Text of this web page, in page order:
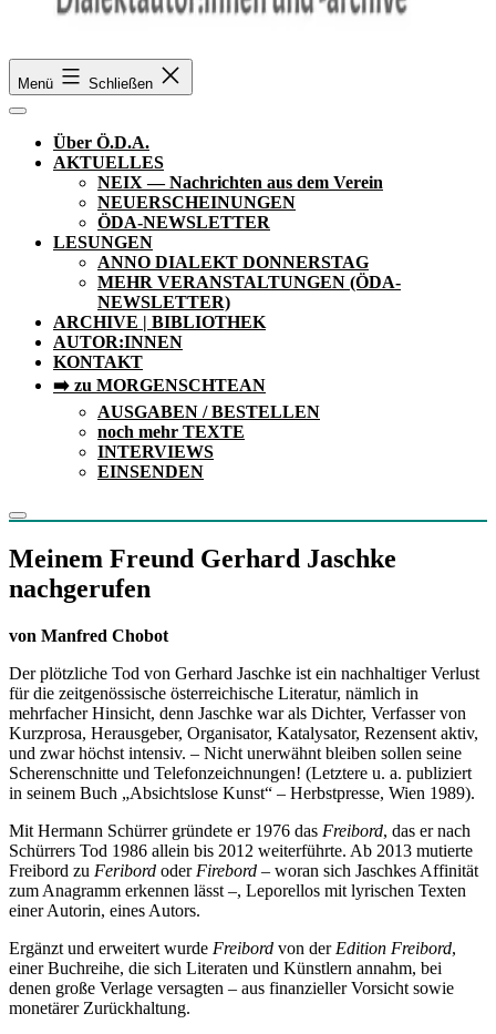
Ö.D.A.
Menü Schließen
Über Ö.D.A.
AKTUELLES
NEIX — Nachrichten aus dem Verein
NEUERSCHEINUNGEN
ÖDA-NEWSLETTER
LESUNGEN
ANNO DIALEKT DONNERSTAG
MEHR VERANSTALTUNGEN (ÖDA-
NEWSLETTER)
ARCHIVE | BIBLIOTHEK
AUTOR:INNEN
KONTAKT
➡️ zu MORGENSCHTEAN
AUSGABEN / BESTELLEN
noch mehr TEXTE
INTERVIEWS
EINSENDEN
Meinem Freund Gerhard Jaschke
nachgerufen
von Manfred Chobot
Der plötzliche Tod von Gerhard Jaschke ist ein nachhaltiger Verlust
für die zeitgenössische österreichische Literatur, nämlich in
mehrfacher Hinsicht, denn Jaschke war als Dichter, Verfasser von
Kurzprosa, Herausgeber, Organisator, Katalysator, Rezensent aktiv,
und zwar höchst intensiv. – Nicht unerwähnt bleiben sollen seine
Scherenschnitte und Telefonzeichnungen! (Letztere u. a. publiziert
in seinem Buch „Absichtslose Kunst“ – Herbstpresse, Wien 1989).
Mit Hermann Schürrer gründete er 1976 das Freibord, das er nach
Schürrers Tod 1986 allein bis 2012 weiterführte. Ab 2013 mutierte
Freibord zu Feribord oder Firebord – woran sich Jaschkes Affinität
zum Anagramm erkennen lässt –, Leporellos mit lyrischen Texten
einer Autorin, eines Autors.
Ergänzt und erweitert wurde Freibord von der Edition Freibord,
einer Buchreihe, die sich Literaten und Künstlern annahm, bei
denen große Verlage versagten – aus finanzieller Vorsicht sowie
monetärer Zurückhaltung.